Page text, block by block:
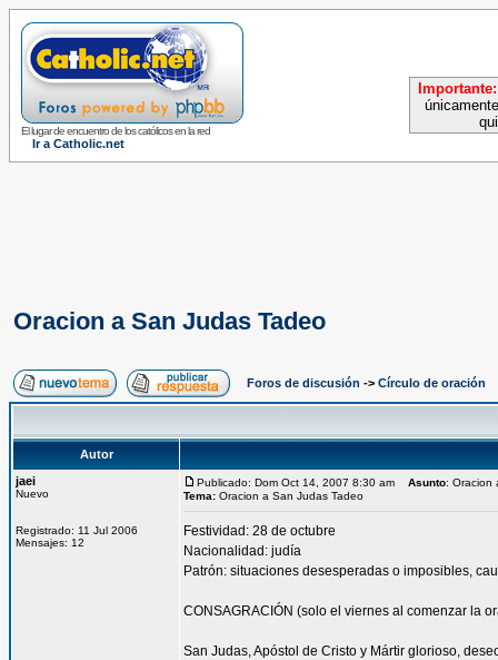
El lugar de encuentro de los católicos en la red
Ir a Catholic.net
Importante:
Oracion a San Judas Tadeo
Foros de discusión -> Círculo de oración
Autor
jaei
Nuevo
Registrado: 11 Jul 2006
Mensajes: 12
Publicado: Dom Oct 14, 2007 8:30 am Asunto: Oracion
Tema: Oracion a San Judas Tadeo
Festividad: 28 de octubre
Nacionalidad: judía
Patrón: situaciones desesperadas o imposibles,
CONSAGRACIÓN (solo el viernes al comenzar la
San Judas, Apóstol de Cristo y Mártir glorioso,